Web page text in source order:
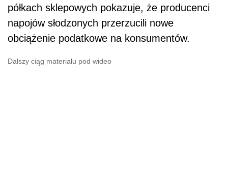
półkach sklepowych pokazuje, że producenci
napojów słodzonych przerzucili nowe
obciążenie podatkowe na konsumentów.
Dalszy ciąg materiału pod wideo